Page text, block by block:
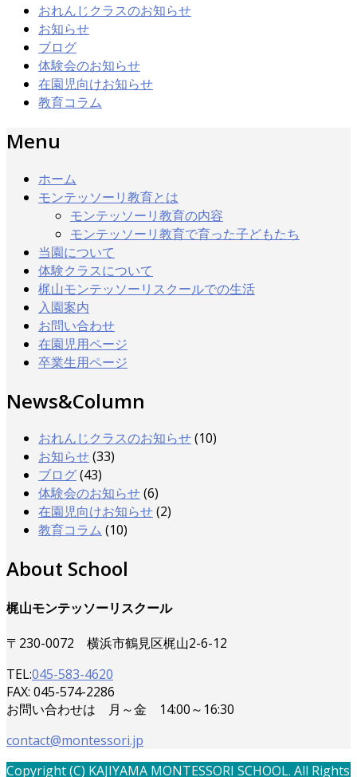
おれんじクラスのお知らせ
お知らせ
ブログ
体験会のお知らせ
在園児向けお知らせ
教育コラム
Menu
ホーム
モンテッソーリ教育とは
モンテッソーリ教育の内容
モンテッソーリ教育で育った子どもたち
当園について
体験クラスについて
梶山モンテッソーリスクールでの生活
入園案内
お問い合わせ
在園児用ページ
卒業生用ページ
News&Column
おれんじクラスのお知らせ(10)
お知らせ(33)
ブログ(43)
体験会のお知らせ(6)
在園児向けお知らせ(2)
教育コラム (10)
About School
梶山モンテッソーリスクール
〒230-0072 横浜市鶴見区梶山2-6-12
TEL:045-583-4620
FAX: 045-574-2286
お問い合わせは 月～金 14:00～16:30
contact@montessori.jp
Copyright (C) KAJIYAMA MONTESSORI SCHOOL. All Rights